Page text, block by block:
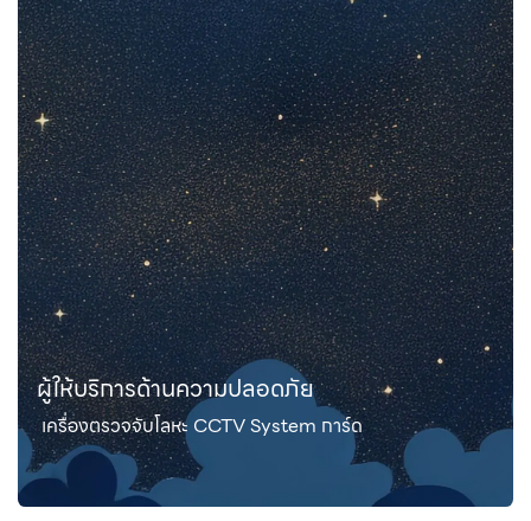
ผู้ให้บริการด้านความปลอดภัย
เครื่องตรวจจับโลหะ CCTV System การ์ด